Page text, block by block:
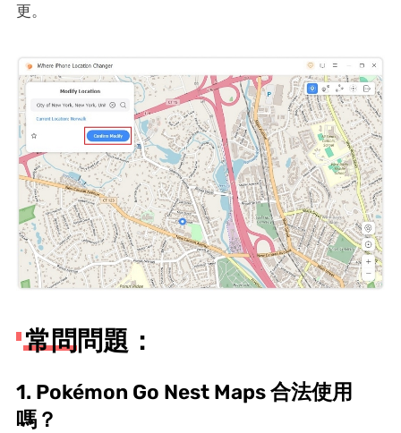
更。
常問問題：
1. Pokémon Go Nest Maps 合法使用
嗎？